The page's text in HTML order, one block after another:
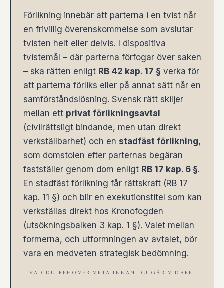
Förlikning innebär att parterna i en tvist når
en frivillig överenskommelse som avslutar
tvisten helt eller delvis. I dispositiva
tvistemål – där parterna förfogar över saken
– ska rätten enligt RB 42 kap. 17 § verka för
att parterna förliks eller på annat sätt når en
samförståndslösning. Svensk rätt skiljer
mellan ett privat förlikningsavtal
(civilrättsligt bindande, men utan direkt
verkställbarhet) och en stadfäst förlikning,
som domstolen efter parternas begäran
fastställer genom dom enligt RB 17 kap. 6 §.
En stadfäst förlikning får rättskraft (RB 17
kap. 11 §) och blir en exekutionstitel som kan
verkställas direkt hos Kronofogden
(utsökningsbalken 3 kap. 1 §). Valet mellan
formerna, och utformningen av avtalet, bör
vara en medveten strategisk bedömning.
– VAD DU BEHÖVER VETA INNAN DU GÅR VIDARE